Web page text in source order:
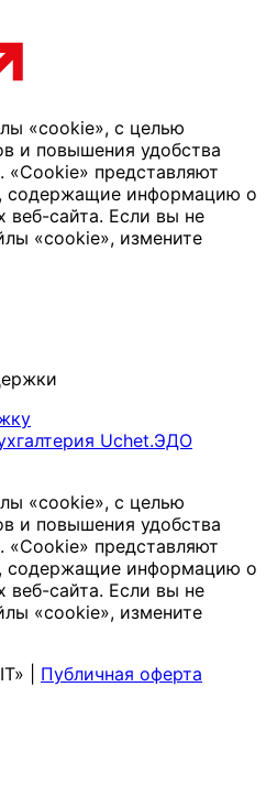
«cookie», с целью
и повышения удобства
«Cookie» представляют
содержащие информацию о
сайта. Если вы не
«cookie», измените
Uchet.ЭДО
«cookie», с целью
и повышения удобства
«Cookie» представляют
содержащие информацию о
сайта. Если вы не
«cookie», измените
| Публичная оферта